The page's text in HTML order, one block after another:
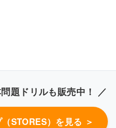
題ドリルも販売中！ ／
STORES）を見る ＞